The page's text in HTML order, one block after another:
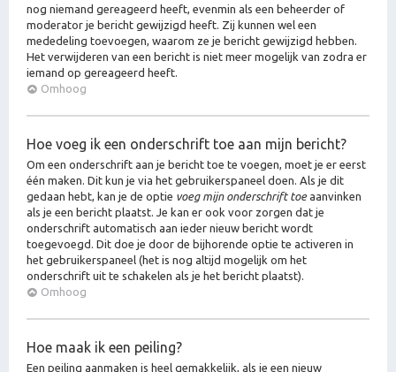
nog niemand gereageerd heeft, evenmin als een beheerder of
moderator je bericht gewijzigd heeft. Zij kunnen wel een
mededeling toevoegen, waarom ze je bericht gewijzigd hebben.
Het verwijderen van een bericht is niet meer mogelijk van zodra er
iemand op gereageerd heeft.
Omhoog
Hoe voeg ik een onderschrift toe aan mijn bericht?
Om een onderschrift aan je bericht toe te voegen, moet je er eerst
één maken. Dit kun je via het gebruikerspaneel doen. Als je dit
gedaan hebt, kan je de optie voeg mijn onderschrift toeaanvinken
als je een bericht plaatst. Je kan er ook voor zorgen dat je
onderschrift automatisch aan ieder nieuw bericht wordt
toegevoegd. Dit doe je door de bijhorende optie te activeren in
het gebruikerspaneel (het is nog altijd mogelijk om het
onderschrift uit te schakelen als je het bericht plaatst).
Omhoog
Hoe maak ik een peiling?
Een peiling aanmaken is heel gemakkelijk, als je een nieuw